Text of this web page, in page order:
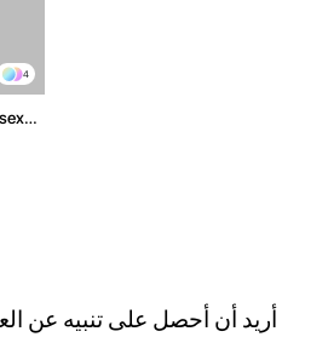
4
أريد أن أحصل على تنبيه عن